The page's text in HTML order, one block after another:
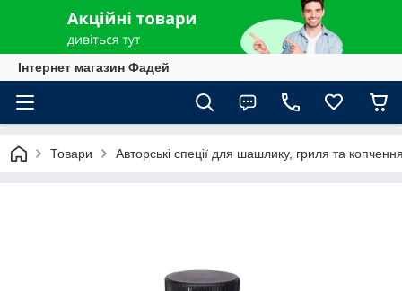
Інтернет магазин Фадей
Товари Авторські спеції для шашлику, гриля та